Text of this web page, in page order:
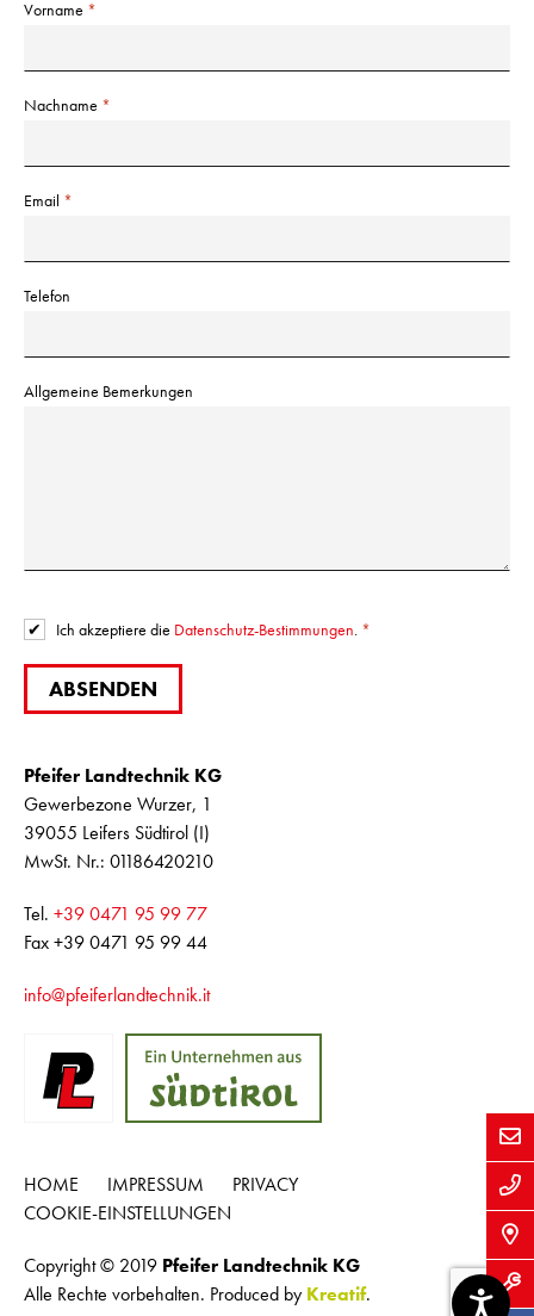
Vorname
Nachname
Email
Telefon
Allgemeine Bemerkungen
Ich akzeptiere die Datenschutz-Bestimmungen.
ABSENDEN
Pfeifer Landtechnik KG
Gewerbezone Wurzer, 1
39055 Leifers Südtirol (I)
MwSt. Nr.: 01186420210
Tel. +39 0471 95 99 77
Fax +39 0471 95 99 44
info@pfeiferlandtechnik.it
HOME IMPRESSUM
PRIVACY
COOKIE-EINSTELLUNGEN
Copyright © 2019 Pfeifer Landtechnik KG
Alle Rechte vorbehalten. Produced by Kreatif.